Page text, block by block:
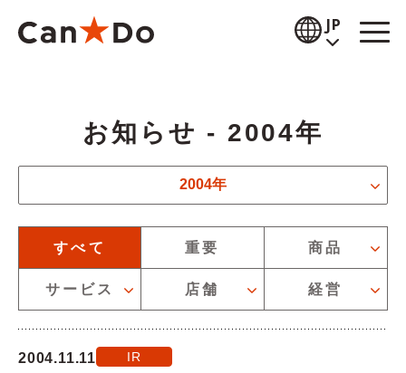
JP
お知らせ
公式通販
採用情報
企業情報
お知らせ - 2004年
お知らせの年度を絞り込むことができます
2004年
お知らせのカテゴリーを絞り込むことができます
すべて 重要 商品
サービス 店舗 経営
2004.11.11 IR